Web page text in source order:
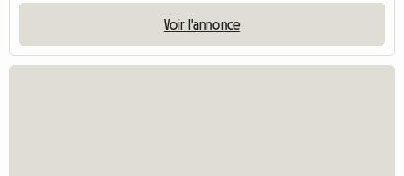
Voir l'annonce